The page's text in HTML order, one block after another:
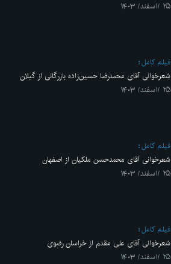
۲۵ /اسفند/ ۱۴۰۳
فیلم کامل
شعرخوانی آقای محمدرضا حسین‌زاده بازرگانی از گیلان
۲۵ /اسفند/ ۱۴۰۳
فیلم کامل
شعرخوانی آقای محمدحسن ملکیان از اصفهان
۲۵ /اسفند/ ۱۴۰۳
فیلم کامل
شعرخوانی آقای علی مقدم از خراسان رضوی
۲۵ /اسفند/ ۱۴۰۳